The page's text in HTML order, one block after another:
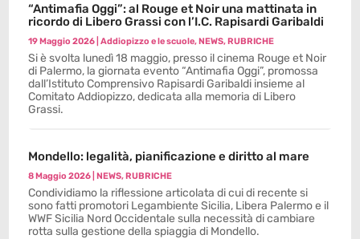
“Antimafia Oggi”: al Rouge et Noir una mattinata in
ricordo di Libero Grassi con l’I.C. Rapisardi Garibaldi
19 Maggio 2026 |Addiopizzo e le scuole,NEWS,RUBRICHE
Si è svolta lunedì 18 maggio, presso il cinema Rouge et Noir
di Palermo, la giornata evento “Antimafia Oggi”, promossa
dall’Istituto Comprensivo Rapisardi Garibaldi insieme al
Comitato Addiopizzo, dedicata alla memoria di Libero
Grassi.
Mondello: legalità, pianificazione e diritto al mare
8 Maggio 2026 |NEWS,RUBRICHE
Condividiamo la riflessione articolata di cui di recente si
sono fatti promotori Legambiente Sicilia, Libera Palermo e il
WWF Sicilia Nord Occidentale sulla necessità di cambiare
rotta sulla gestione della spiaggia di Mondello.